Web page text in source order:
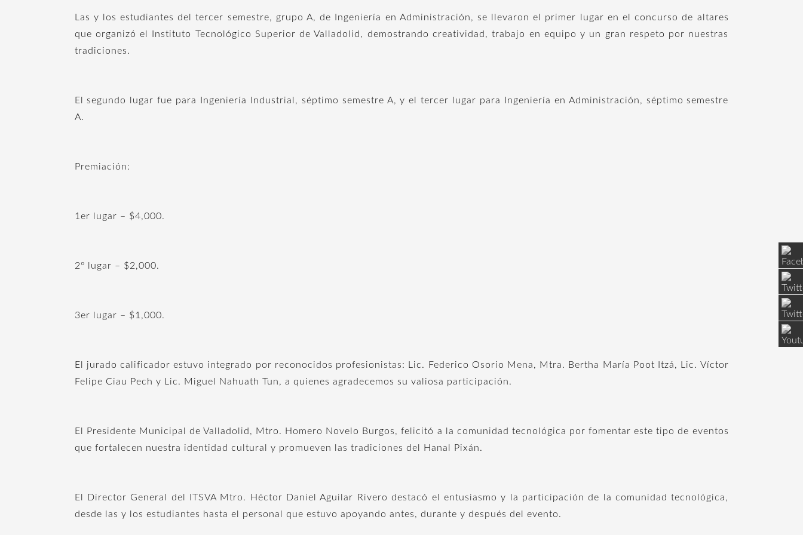
Las y los estudiantes del tercer semestre, grupo A, de Ingeniería en Administración, se llevaron el primer lugar en el concurso de altares
que organizó el Instituto Tecnológico Superior de Valladolid, demostrando creatividad, trabajo en equipo y un gran respeto por nuestras
tradiciones.
El segundo lugar fue para Ingeniería Industrial, séptimo semestre A, y el tercer lugar para Ingeniería en Administración, séptimo semestre
A.
Premiación:
1er lugar – $4,000.
2º lugar – $2,000.
3er lugar – $1,000.
El jurado calificador estuvo integrado por reconocidos profesionistas: Lic. Federico Osorio Mena, Mtra. Bertha María Poot Itzá, Lic. Víctor
Felipe Ciau Pech y Lic. Miguel Nahuath Tun, a quienes agradecemos su valiosa participación.
El Presidente Municipal de Valladolid, Mtro. Homero Novelo Burgos, felicitó a la comunidad tecnológica por fomentar este tipo de eventos
que fortalecen nuestra identidad cultural y promueven las tradiciones del Hanal Pixán.
El Director General del ITSVA Mtro. Héctor Daniel Aguilar Rivero destacó el entusiasmo y la participación de la comunidad tecnológica,
desde las y los estudiantes hasta el personal que estuvo apoyando antes, durante y después del evento.